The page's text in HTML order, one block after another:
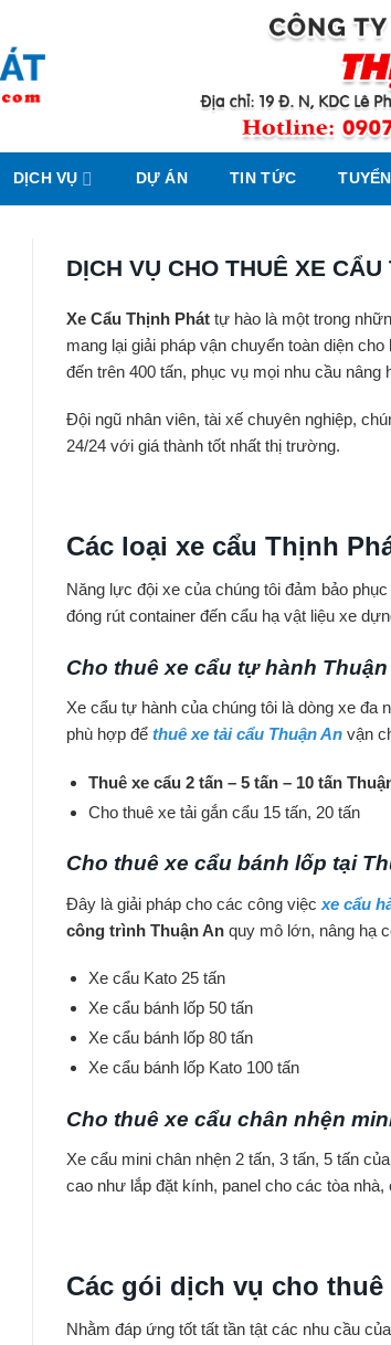
DỊCH VỤ DỰ ÁN TIN TỨC
DỊCH VỤ CHO THUÊ XE
Xe Cẩu Thịnh Phát tự hào là một trong
mang lại giải pháp vận chuyển toàn diện
đến trên 400 tấn, phục vụ mọi nhu cầu
Đội ngũ nhân viên, tài xế chuyên nghiệp,
24/24 với giá thành tốt nhất thị trường.
Các loại xe cẩu Thịnh
Năng lực đội xe của chúng tôi đảm bảo
đóng rút container đến cẩu hạ vật liệu xe
Cho thuê xe cẩu tự hành Thuận
Xe cẩu tự hành của chúng tôi là dòng xe đa
phù hợp để thuê xe tải cẩu Thuận An vận
Thuê xe cẩu 2 tấn – 5 tấn – 10 tấn
Cho thuê xe tải gắn cẩu 15 tấn, 20 tấn
Cho thuê xe cẩu bánh lốp tại
Đây là giải pháp cho các công việc xe cẩu
công trình Thuận An quy mô lớn, nâng hạ
Xe cẩu Kato 25 tấn
Xe cẩu bánh lốp 50 tấn
Xe cẩu bánh lốp 80 tấn
Xe cẩu bánh lốp Kato 100 tấn
Cho thuê xe cẩu chân nhện
Xe cẩu mini chân nhện 2 tấn, 3 tấn, 5 tấn
cao như lắp đặt kính, panel cho các tòa
Các gói dịch vụ cho
Nhằm đáp ứng tốt tất tần tật các nhu cầu